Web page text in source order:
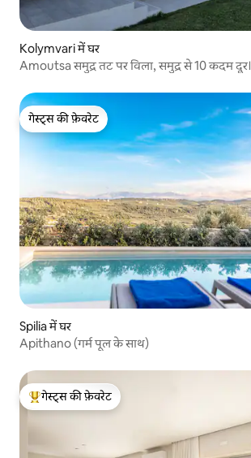
Kolymvari में घर
Amoutsa समुद्र तट पर विला, समुद्र से 10 कदम दूर।
गेस्ट्स की फ़ेवरेट
गेस्ट्स की फ़ेवरेट
Spilia में घर
Apithano (गर्म पूल के साथ)
गेस्ट्स का टॉप फ़ेवरेट
गेस्ट्स की फ़ेवरेट